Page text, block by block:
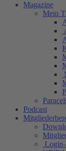
Magazine
Mein
Podcast